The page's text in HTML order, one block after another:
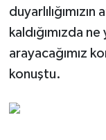
kaldığımızda
arayacağımız
konuştu.